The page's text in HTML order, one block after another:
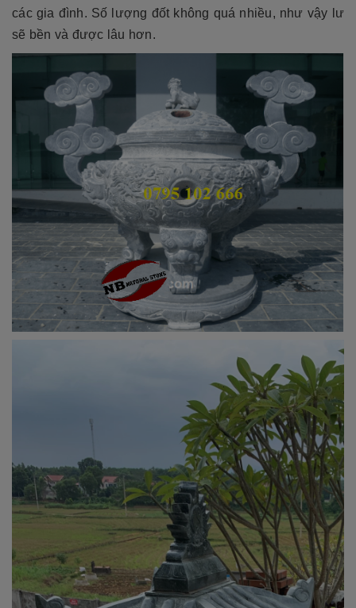
các gia đình. Số lượng đốt không quá nhiều, như vậy lư
sẽ bền và được lâu hơn.